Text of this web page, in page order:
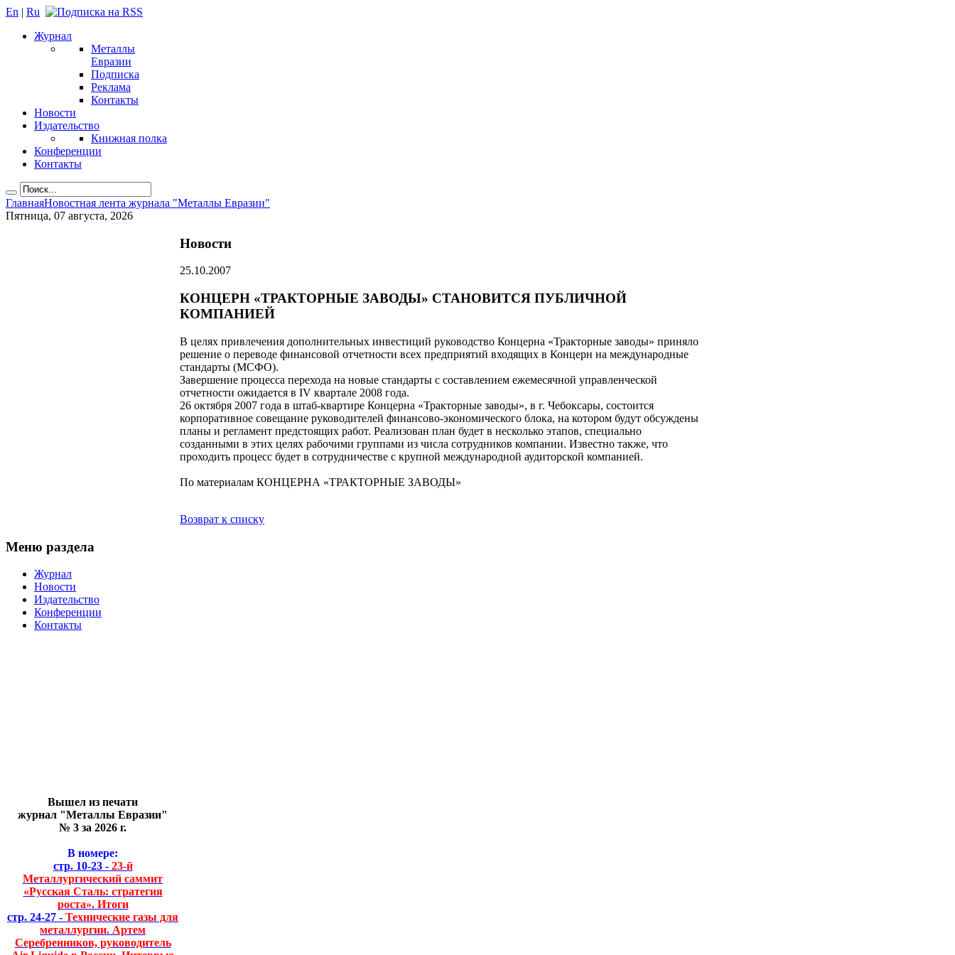
En | Ru
Журнал
Металлы
Евразии
Подписка
Реклама
Контакты
Новости
Издательство
Книжная полка
Конференции
Контакты
ГлавнаяНовостная лента журнала "Металлы Евразии"
Пятница, 07 августа, 2026
Новости
25.10.2007
КОНЦЕРН «ТРАКТОРНЫЕ ЗАВОДЫ» СТАНОВИТСЯ ПУБЛИЧНОЙ
КОМПАНИЕЙ
В целях привлечения дополнительных инвестиций руководство Концерна «Тракторные заводы» приняло
решение о переводе финансовой отчетности всех предприятий входящих в Концерн на международные
стандарты (МСФО).
Завершение процесса перехода на новые стандарты с составлением ежемесячной управленческой
отчетности ожидается в IV квартале 2008 года.
26 октября 2007 года в штаб-квартире Концерна «Тракторные заводы», в г. Чебоксары, состоится
корпоративное совещание руководителей финансово-экономического блока, на котором будут обсуждены
планы и регламент предстоящих работ. Реализован план будет в несколько этапов, специально
созданными в этих целях рабочими группами из числа сотрудников компании. Известно также, что
проходить процесс будет в сотрудничестве с крупной международной аудиторской компанией.
По материалам КОНЦЕРНА «ТРАКТОРНЫЕ ЗАВОДЫ»
Возврат к списку
Меню раздела
Журнал
Новости
Издательство
Конференции
Контакты
Вышел из печати
журнал "Металлы Евразии"
№ 3 за 2026 г.
В номере:
стр. 10-23 -23-й
Металлургический саммит
«Русская Сталь: стратегия
роста». Итоги
стр. 24-27 - Технические газы для
металлургии. Артем
Серебренников, руководитель